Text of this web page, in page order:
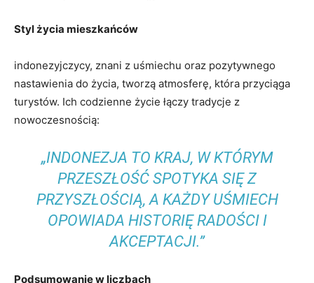
Styl⁢ życia mieszkańców
indonezyjczycy, znani z uśmiechu oraz pozytywnego
nastawienia do życia, tworzą atmosferę, ‌która przyciąga
turystów. Ich codzienne życie łączy tradycje z
nowoczesnością:
„INDONEZJA ⁢TO‍ KRAJ, W KTÓRYM
PRZESZŁOŚĆ SPOTYKA SIĘ ⁣Z
PRZYSZŁOŚCIĄ,⁣ A​ KAŻDY UŚMIECH
OPOWIADA HISTORIĘ RADOŚCI I
AKCEPTACJI.”
Podsumowanie‍ w liczbach